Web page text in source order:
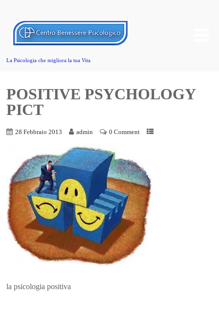
La Psicologia che migliora la tua Vita
POSITIVE PSYCHOLOGY
PICT
28 Febbraio 2013 admin 0 Comment
la psicologia positiva